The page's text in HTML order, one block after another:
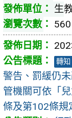
生
560
轉知
警告、罰緩仍
管機關可依「
條及第102條規